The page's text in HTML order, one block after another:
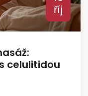
říj
celulitidou